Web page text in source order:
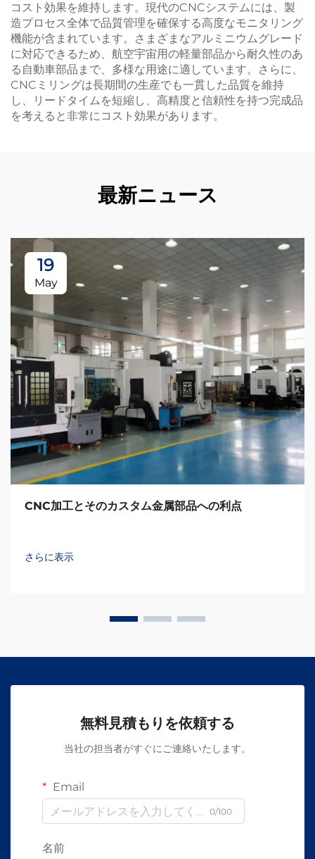
コスト効果を維持します。現代のCNCシステムには、製
造プロセス全体で品質管理を確保する高度なモニタリング
機能が含まれています。さまざまなアルミニウムグレード
に対応できるため、航空宇宙用の軽量部品から耐久性のあ
る自動車部品まで、多様な用途に適しています。さらに、
CNCミリングは長期間の生産でも一貫した品質を維持
し、リードタイムを短縮し、高精度と信頼性を持つ完成品
を考えると非常にコスト効果があります。
最新ニュース
19
May
CNC加工とそのカスタム金属部品への利点
さらに表示
無料見積もりを依頼する
当社の担当者がすぐにご連絡いたします。
Email
0/100
名前